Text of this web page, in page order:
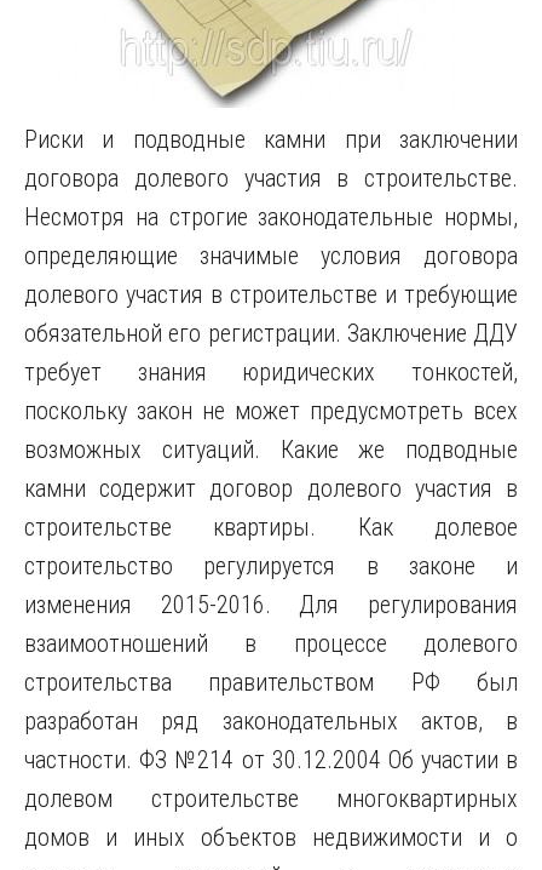
Риски и подводные камни при заключении
договора долевого участия в строительстве.
Несмотря на строгие законодательные нормы,
определяющие значимые условия договора
долевого участия в строительстве и требующие
обязательной его регистрации. Заключение ДДУ
требует знания юридических тонкостей,
поскольку закон не может предусмотреть всех
возможных ситуаций. Какие же подводные
камни содержит договор долевого участия в
строительстве квартиры. Как долевое
строительство регулируется в законе и
изменения 2015-2016. Для регулирования
взаимоотношений в процессе долевого
строительства правительством РФ был
разработан ряд законодательных актов, в
частности. ФЗ №214 от 30.12.2004 Об участии в
долевом строительстве многоквартирных
домов и иных объектов недвижимости и о